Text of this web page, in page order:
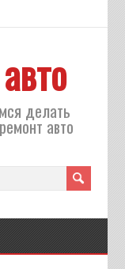
делать
авто